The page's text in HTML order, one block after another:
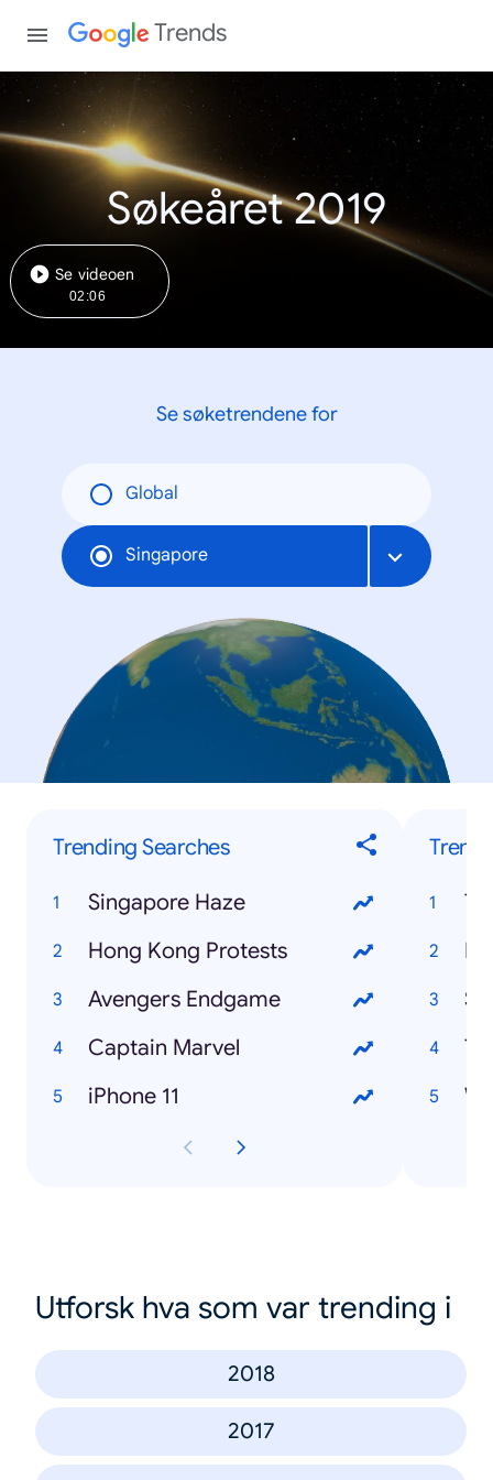
Trends
Søkeåret 2019
Se videoen
02:06
Se søketrendene for
Global
Singapore
Trending Searches
Singapore Haze
Hong Kong Protests
Avengers Endgame
Captain Marvel
iPhone 11
Utforsk hva som var trending i
2018
2017